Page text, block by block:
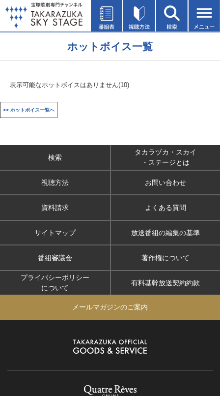
ホットボイス一覧
表示可能なホットボイスはありません(10)
>> ホットボイス一覧へ
検索
タカラヅカ・スカイ
・ステージとは
視聴方法 お問い合わせ
資料請求 よくある質問
サイトマップ 放送番組の編集の基準
番組審議会 著作権について
プライバシーポリシー
について
有料基幹放送契約約款
メールマガジンのご案内